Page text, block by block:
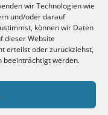
wir Technologien wie
und/oder darauf
können wir Daten
dieser Website
erteilst oder zurückziehst,
beeinträchtigt werden.
anzeigen.